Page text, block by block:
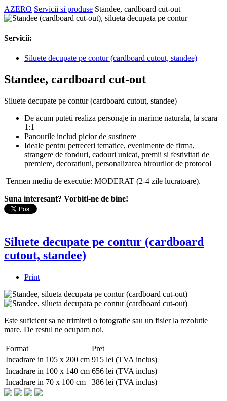
AZERO Servicii si produse Standee, cardboard cut-out
Servicii:
Siluete decupate pe contur (cardboard cutout, standee)
Standee, cardboard cut-out
Siluete decupate pe contur (cardboard cutout, standee)
De acum puteti realiza personaje in marime naturala, la scara
1:1
Panourile includ picior de sustinere
Ideale pentru petreceri tematice, evenimente de firma,
strangere de fonduri, cadouri unicat, premii si festivitati de
premiere, decoratiuni, personalizarea birourilor de protocol
Termen mediu de executie: MODERAT (2-4 zile lucratoare).
Suna interesant? Vorbiti-ne de bine!
Siluete decupate pe contur (cardboard
cutout, standee)
Print
Este suficient sa ne trimiteti o fotografie sau un fisier la rezolutie
mare. De restul ne ocupam noi.
Format
Pret
Incadrare in 105 x 200 cm 915 lei (TVA inclus)
Incadrare in 100 x 140 cm 656 lei (TVA inclus)
Incadrare in 70 x 100 cm
386 lei (TVA inclus)